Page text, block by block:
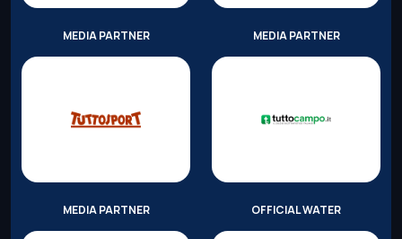
MEDIA PARTNER MEDIA PARTNER
MEDIA PARTNER OFFICIAL WATER